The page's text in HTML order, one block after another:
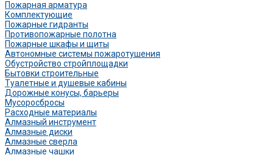
Пожарная арматура
Комплектующие
Пожарные гидранты
Противопожарные полотна
Пожарные шкафы и щиты
Автономные системы пожаротушения
Обустройство стройплощадки
Бытовки строительные
Туалетные и душевые кабины
Дорожные конусы, барьеры
Мусоросбросы
Расходные материалы
Алмазный инструмент
Алмазные диски
Алмазные сверла
Алмазные чашки